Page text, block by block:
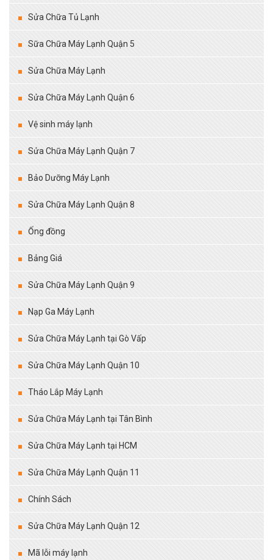
Sửa Chữa Tủ Lạnh
Sữa Chữa Máy Lạnh Quận 5
Sửa Chữa Máy Lạnh
Sửa Chữa Máy Lạnh Quận 6
Vệ sinh máy lạnh
Sửa Chữa Máy Lạnh Quận 7
Bảo Dưỡng Máy Lạnh
Sửa Chữa Máy Lạnh Quận 8
Ống đồng
Bảng Giá
Sửa Chữa Máy Lạnh Quận 9
Nạp Ga Máy Lạnh
Sửa Chữa Máy Lạnh tại Gò Vấp
Sửa Chữa Máy Lạnh Quận 10
Tháo Lắp Máy Lạnh
Sửa Chữa Máy Lạnh tại Tân Bình
Sửa Chữa Máy Lạnh tại HCM
Sửa Chữa Máy Lạnh Quận 11
Chính Sách
Sửa Chữa Máy Lạnh Quận 12
Mã lỗi máy lạnh